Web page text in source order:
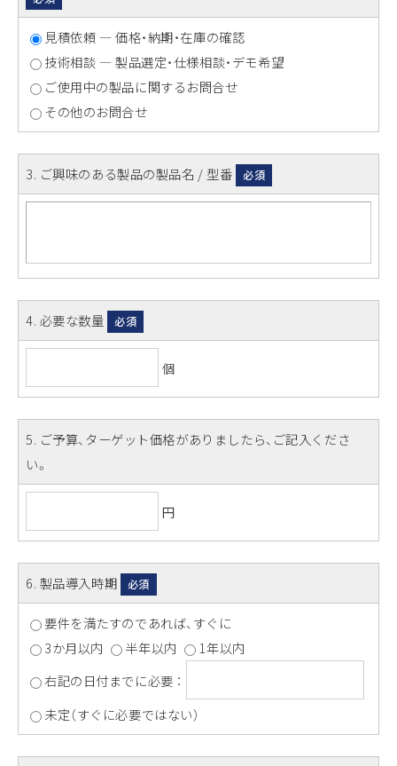
見積依頼 ― 価格・納期・在庫の確認
技術相談 ― 製品選定・仕様相談・デモ希望
ご使用中の製品に関するお問合せ
その他のお問合せ
3. ご興味のある製品の製品名 / 型番 必須
4. 必要な数量 必須
個
5. ご予算、ターゲット価格がありましたら、ご記入くださ
い。
円
6. 製品導入時期 必須
要件を満たすのであれば、すぐに
3か月以内
半年以内
1年以内
右記の日付までに必要 ：
未定（すぐに必要ではない）